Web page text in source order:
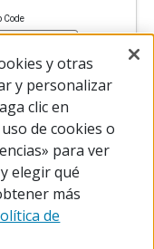
Code
y otras
y personalizar
clic en
de cookies o
para ver
elegir qué
más
de